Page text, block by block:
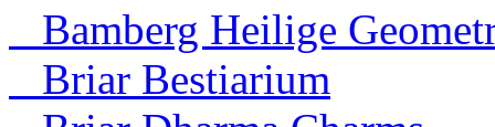
Bamberg Heilige
Briar Bestiarium